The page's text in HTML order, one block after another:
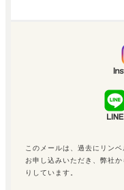
このメールは、過去にリン
お申し込みいただき、弊社
りしています。